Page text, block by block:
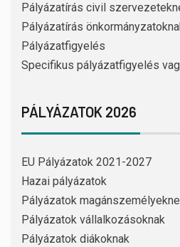
Pályázatírás civil
Pályázatírás
Pályázatfigyelés
Specifikus pályázatfigyelés
PÁLYÁZATOK 2026
EU Pályázatok 2021-2027
Hazai pályázatok
Pályázatok
Pályázatok vállalkozásoknak
Pályázatok diákoknak